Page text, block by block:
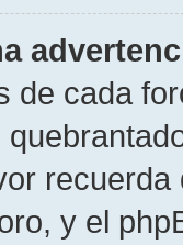
de cada
y el